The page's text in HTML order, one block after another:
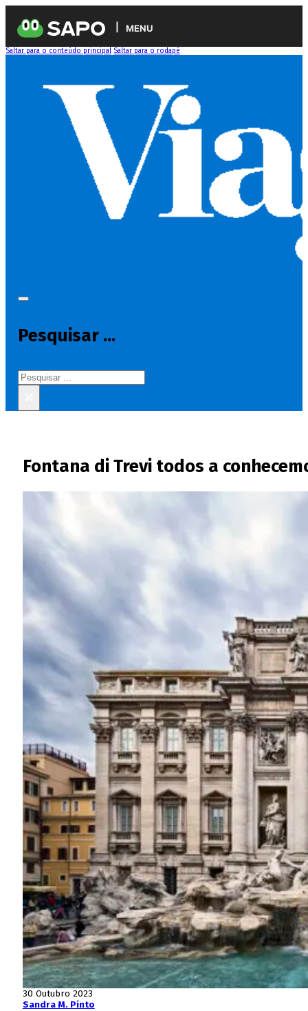
MENU
Saltar para o conteúdo principal Saltar para o rodapé
Pesquisar ...
Pesquisar
Fontana di Trevi todos a
30 Outubro 2023
Sandra M. Pinto